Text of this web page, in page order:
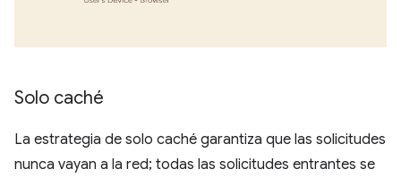
Solo caché
La estrategia de solo caché garantiza que las solicitudes
nunca vayan a la red; todas las solicitudes entrantes se